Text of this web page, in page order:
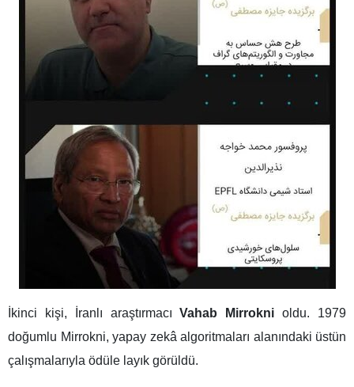
İkinci kişi, İranlı araştırmacıVahab Mirrokni oldu. 1979
doğumlu Mirrokni, yapay zekâ algoritmaları alanındaki üstün
çalışmalarıyla ödüle layık görüldü.